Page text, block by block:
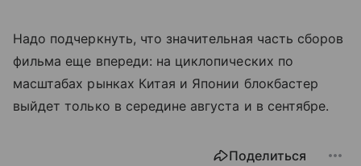
Надо подчеркнуть, что значительная часть сборов
фильма еще впереди: на циклопических по
масштабах рынках Китая и Японии блокбастер
выйдет только в середине августа и в сентябре.
Поделиться